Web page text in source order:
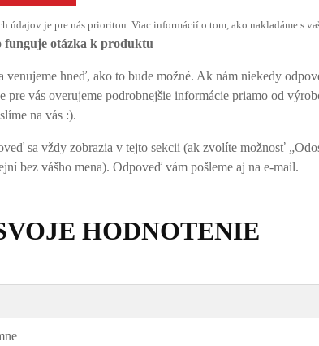
údajov je pre nás prioritou. Viac informácií o tom, ako nakladáme s
funguje otázka k produktu
venujeme hneď, ako to bude možné. Ak nám niekedy
pre vás overujeme podrobnejšie informácie priamo od
na vás :).
sa vždy zobrazia v tejto sekcii (ak zvolíte možnosť
bez vášho mena). Odpoveď vám pošleme aj na e-mail.
HODNOTENIE